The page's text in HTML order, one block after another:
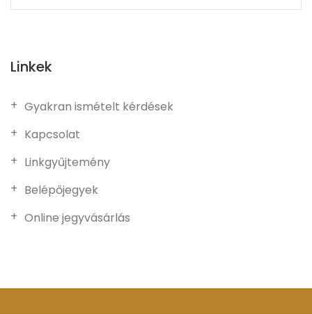
Linkek
Gyakran ismételt kérdések
Kapcsolat
Linkgyűjtemény
Belépőjegyek
Online jegyvásárlás